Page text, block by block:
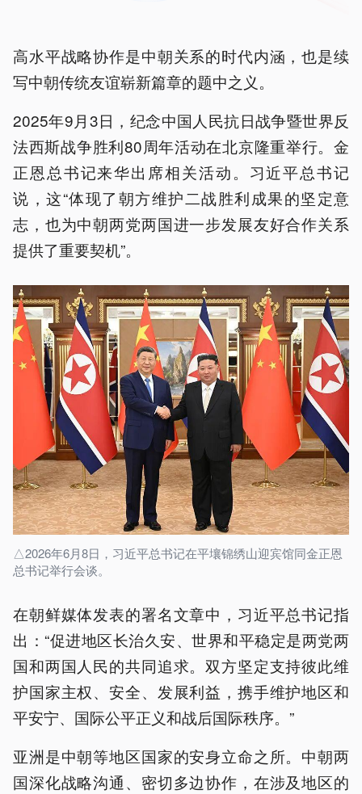
高水平战略协作是中朝关系的时代内涵，也是续
写中朝传统友谊崭新篇章的题中之义。
2025年9月3日，纪念中国人民抗日战争暨世界反
法西斯战争胜利80周年活动在北京隆重举行。金
正恩总书记来华出席相关活动。习近平总书记
说，这“体现了朝方维护二战胜利成果的坚定意
志，也为中朝两党两国进一步发展友好合作关系
提供了重要契机”。
△2026年6月8日，习近平总书记在平壤锦绣山迎宾馆同金正恩
总书记举行会谈。
在朝鲜媒体发表的署名文章中，习近平总书记指
出：“促进地区长治久安、世界和平稳定是两党两
国和两国人民的共同追求。双方坚定支持彼此维
护国家主权、安全、发展利益，携手维护地区和
平安宁、国际公平正义和战后国际秩序。”
亚洲是中朝等地区国家的安身立命之所。中朝两
国深化战略沟通、密切多边协作，在涉及地区的